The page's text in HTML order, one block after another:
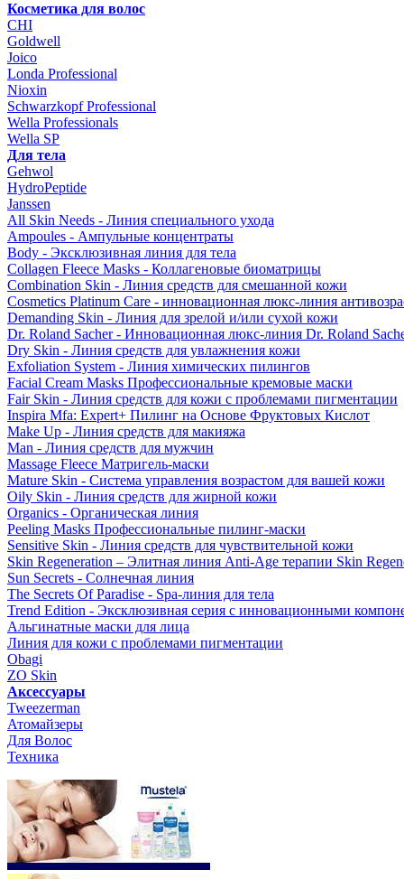
Косметика для волос
CHI
Goldwell
Joico
Londa Professional
Nioxin
Schwarzkopf Professional
Wella Professionals
Wella SP
Для тела
Gehwol
HydroPeptide
Janssen
All Skin Needs - Линия специального ухода
Ampoules - Ампульные концентраты
Body - Эксклюзивная линия для тела
Collagen Fleece Masks - Коллагеновые биоматрицы
Combination Skin - Линия средств для смешанной кожи
Cosmetics Platinum Care - инновационная люкс-линия
Demanding Skin - Линия для зрелой и/или сухой кожи
Dr. Roland Sacher - Инновационная люкс-линия Dr. Roland
Dry Skin - Линия средств для увлажнения кожи
Exfoliation System - Линия химических пилингов
Facial Cream Masks Профессиональные кремовые маски
Fair Skin - Линия средств для кожи с проблемами пигментации
Inspira Mfa: Expert+ Пилинг на Основе Фруктовых Кислот
Make Up - Линия средств для макияжа
Man - Линия средств для мужчин
Massage Fleece Матригель-маски
Mature Skin - Система управления возрастом для вашей кожи
Oily Skin - Линия средств для жирной кожи
Organics - Органическая линия
Peeling Masks Профессиональные пилинг-маски
Sensitive Skin - Линия средств для чувствительной кожи
Skin Regeneration – Элитная линия Anti-Age терапии Skin
Sun Secrets - Солнечная линия
The Secrets Of Paradise - Spa-линия для тела
Trend Edition - Эксклюзивная серия с инновационными
Альгинатные маски для лица
Линия для кожи с проблемами пигментации
Obagi
ZO Skin
Aксессуары
Tweezerman
Атомайзеры
Для Волос
Техника